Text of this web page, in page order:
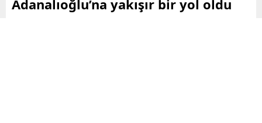
Adanalıoğlu’na yakışır bir yol oldu